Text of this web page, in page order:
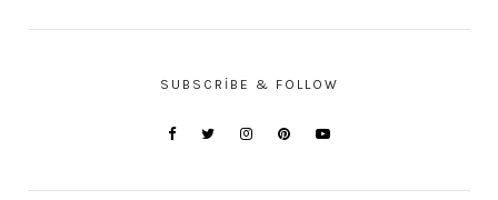
SUBSCRIBE & FOLLOW